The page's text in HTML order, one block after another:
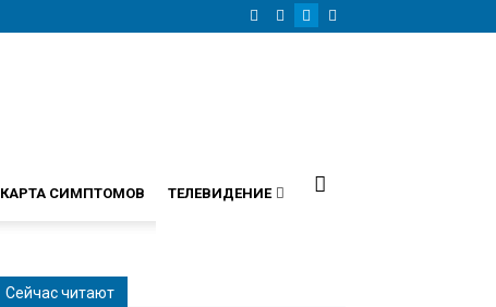
КАРТА СИМПТОМОВ ТЕЛЕВИДЕНИЕ
Сейчас читают